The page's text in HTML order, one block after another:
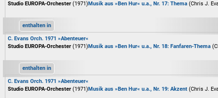
Studio EUROPA-Orchester (1971)Musik aus »Ben Hur« u.a., Nr. 17: Thema (Chris J.
enthalten in
C. Evans Orch. 1971 »Abenteuer«
Studio EUROPA-Orchester (1971)Musik aus »Ben Hur« u.a., Nr. 18: Fanfaren-Thema
enthalten in
C. Evans Orch. 1971 »Abenteuer«
Studio EUROPA-Orchester (1971)Musik aus »Ben Hur« u.a., Nr. 19: Akzent (Chris J.